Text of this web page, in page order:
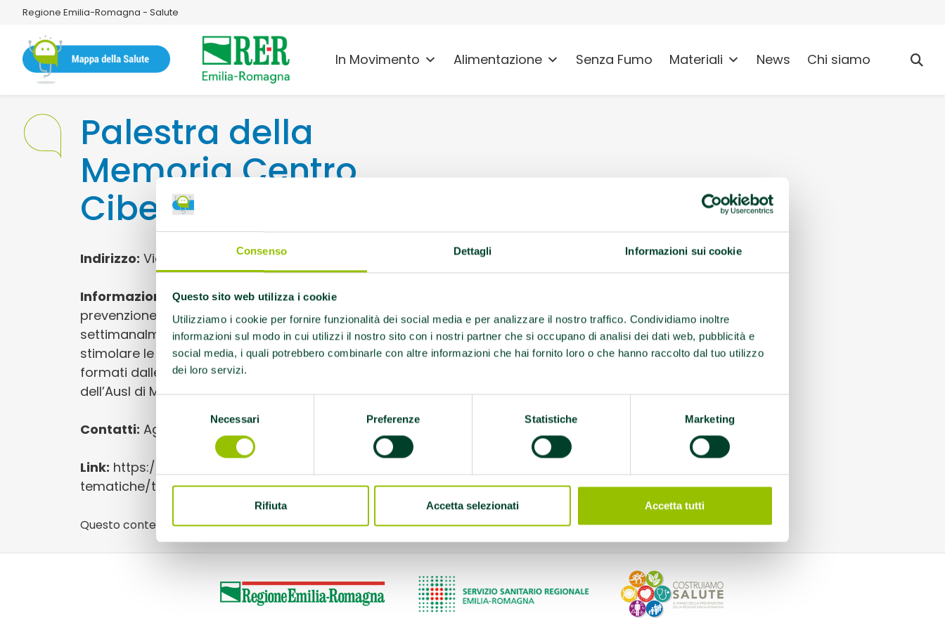
Consenso Dettagli Informazioni sui cookie
Questo sito web utilizza i cookie
Utilizziamo i cookie per fornire funzionalità dei social media e per analizzare il nostro traffico. Condividiamo inoltre
informazioni sul modo in cui utilizzi il nostro sito con i nostri partner che si occupano di analisi dei dati web, pubblicità e
social media, i quali potrebbero combinarle con altre informazioni che hai fornito loro o che hanno raccolto dal tuo utilizzo
dei loro servizi.
consenso
Necessari Preferenze Statistiche Marketing
Rifiuta Accetta selezionati Accetta tutti
Regione Emilia-Romagna - Salute
In Movimento Alimentazione Senza Fumo Materiali News Chi siamo
Palestra della
Memoria Centro
Cibeno Pile
Indirizzo: Via Lago D'Orte 2 Carpi
Informazioni utili:Le palestre Della Memoria sono realtà di
prevenzione del decadimento cognitivo in cui,
settimanalmente, gruppi di anziani svolgono esercizi per
stimolare le funzioni cognitive supportati da volontari
formati dalle neuropsicologhe della Geriatria Territoriale
dell’Ausl di Modena
Contatti: Aggiornati al link di riferimento
Link: https://www.ausl.mo.it/servizi-e-prestazioni/aree-
tematiche/terza-eta/palestre-della-memoria/
Questo contenuto si trova inIdee e dintorni